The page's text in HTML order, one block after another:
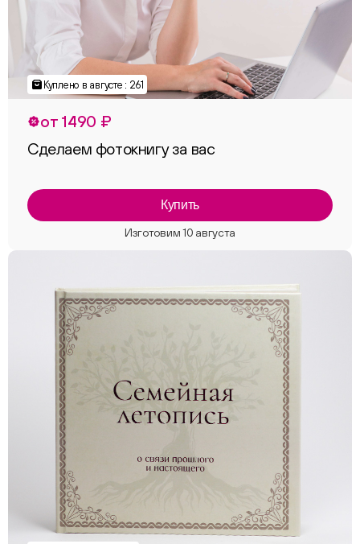
Куплено в августе : 261
от 1490 ₽
Сделаем фотокнигу за вас
Купить